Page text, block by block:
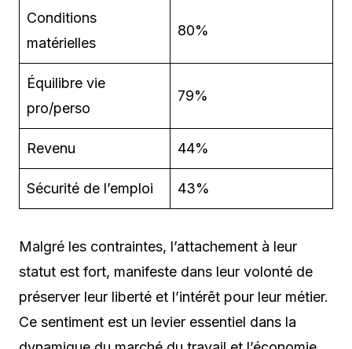
Conditions
matérielles
80%
Équilibre vie
pro/perso
79%
Revenu 44%
Sécurité de l’emploi 43%
Malgré les contraintes, l’attachement à leur
statut est fort, manifeste dans leur volonté de
préserver leur liberté et l’intérêt pour leur métier.
Ce sentiment est un levier essentiel dans la